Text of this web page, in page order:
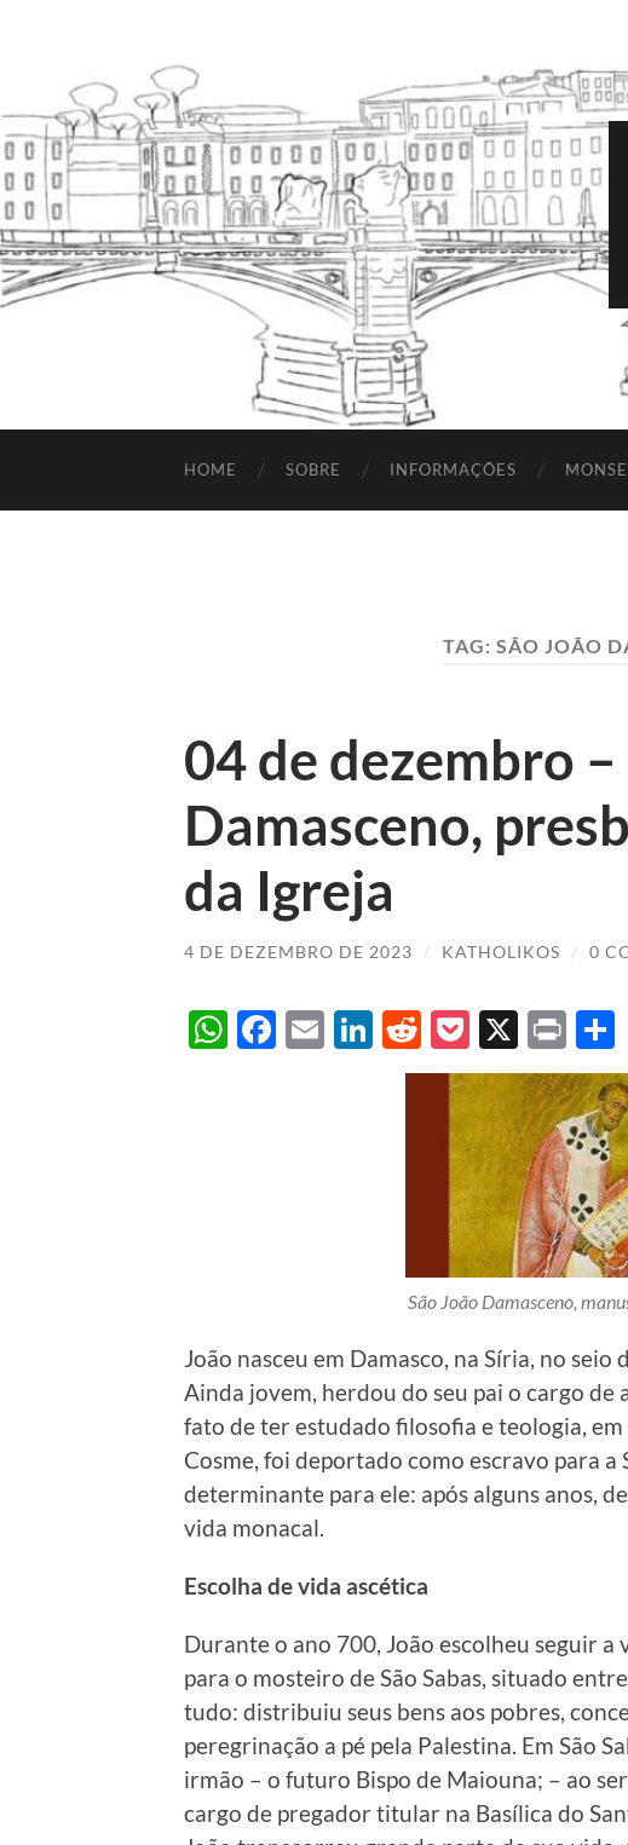
HOME SOBRE INFORMAÇÕES
TAG: SÃO JOÃO
04 de dezembro –
Damasceno,
da Igreja
4 DE DEZEMBRO DE 2023 / KATHOLIKOS / 0
WhatsApp
Facebook
EmailLinkedIn
Reddit
Pocket
X Print
São João Damasceno,
João nasceu em Damasco, na Síria, no
Ainda jovem, herdou do seu pai o cargo
fato de ter estudado filosofia e teologia,
Cosme, foi deportado como escravo para a
determinante para ele: após alguns anos,
vida monacal.
Escolha de vida ascética
Durante o ano 700, João escolheu seguir
para o mosteiro de São Sabas, situado
tudo: distribuiu seus bens aos pobres,
peregrinação a pé pela Palestina. Em São
irmão – o futuro Bispo de Maiouna; – ao
cargo de pregador titular na Basílica do